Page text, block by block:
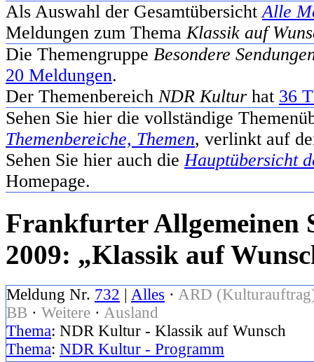
Als Auswahl der Gesamtübersicht Alle
Meldungen zum Thema Klassik auf
Die Themengruppe Besondere
20 Meldungen.
Der Themenbereich NDR Kultur hat 36
Sehen Sie hier die vollständige
Themenbereiche, Themen, verlinkt auf
Sehen Sie hier auch die Hauptübersicht
Homepage.
Frankfurter Allgemeinen
2009: „Klassik auf
Meldung Nr. 732 Alles · ARD
BB · Weitere · Ausland
Thema: NDR Kultur - Klassik auf Wunsch
Thema: NDR Kultur - Programm